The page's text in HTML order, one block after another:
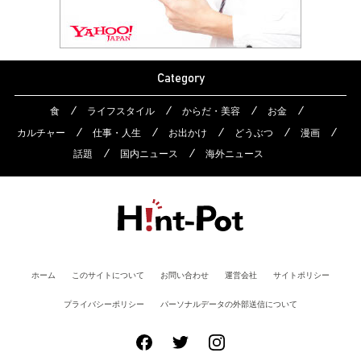
Category
食 ライフスタイル からだ・美容
お金
カルチャー
仕事・人生 お出かけ どうぶつ
漫画
話題
国内ニュース 海外ニュース
ホーム このサイトについて お問い合わせ 運営会社 サイトポリシー
プライバシーポリシー パーソナルデータの外部送信について